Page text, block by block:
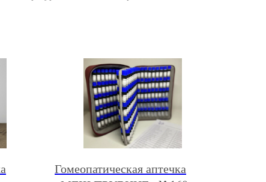
Гомеопатическая аптечка